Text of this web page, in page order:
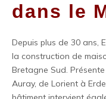
dans le
Depuis plus de 30 ans,
la construction de
Bretagne Sud.
Auray, de Lorient à